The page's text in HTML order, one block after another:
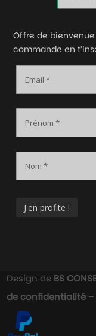
Offre de
commande en
Design de BS
de confidentialité–